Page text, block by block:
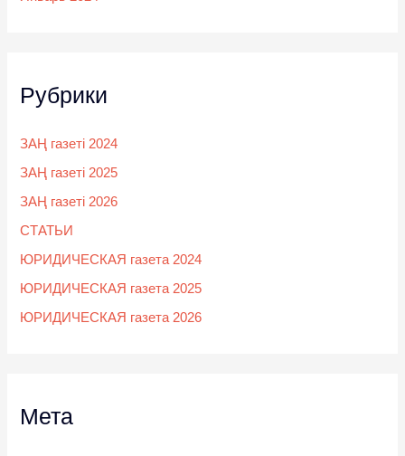
Рубрики
ЗАҢ газеті 2024
ЗАҢ газеті 2025
ЗАҢ газеті 2026
СТАТЬИ
ЮРИДИЧЕСКАЯ газета 2024
ЮРИДИЧЕСКАЯ газета 2025
ЮРИДИЧЕСКАЯ газета 2026
Мета